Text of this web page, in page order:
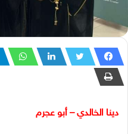
دينا الخالدي – أبو عجرم